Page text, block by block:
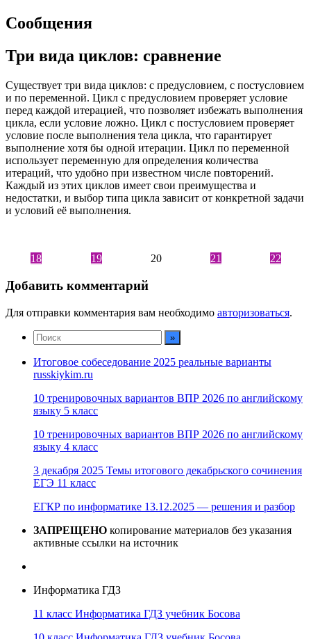
Сообщения
Три вида циклов: сравнение
Существует три вида циклов: с предусловием, с постусловием
и по переменной. Цикл с предусловием проверяет условие
перед каждой итерацией, что позволяет избежать выполнения
цикла, если условие ложно. Цикл с постусловием проверяет
условие после выполнения тела цикла, что гарантирует
выполнение хотя бы одной итерации. Цикл по переменной
использует переменную для определения количества
итераций, что удобно при известном числе повторений.
Каждый из этих циклов имеет свои преимущества и
недостатки, и выбор типа цикла зависит от конкретной задачи
и условий её выполнения.
18 19 20 21 22
Добавить комментарий
Для отправки комментария вам необходимо авторизоваться.
Итоговое собеседование 2025 реальные варианты
russkiykim.ru
10 тренировочных вариантов ВПР 2026 по английскому
языку 5 класс
10 тренировочных вариантов ВПР 2026 по английскому
языку 4 класс
3 декабря 2025 Темы итогового декабрьского сочинения
ЕГЭ 11 класс
ЕГКР по информатике 13.12.2025 — решения и разбор
ЗАПРЕЩЕНО копирование материалов без указания
активные ссылки на источник
Информатика ГДЗ
11 класс Информатика ГДЗ учебник Босова